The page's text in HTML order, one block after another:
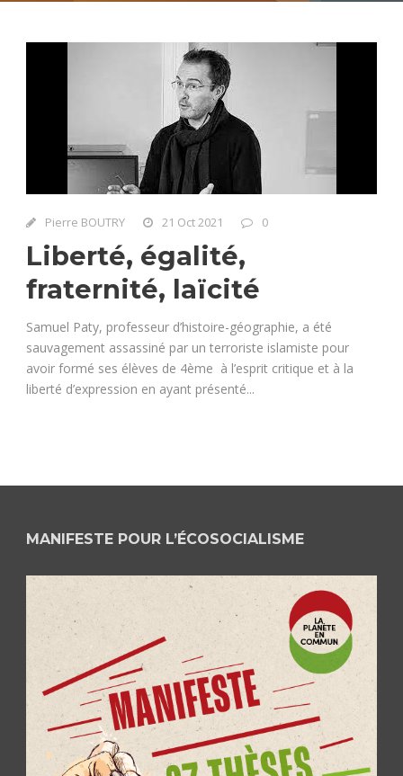
Pierre BOUTRY 21 Oct 2021 0
Liberté, égalité,
fraternité, laïcité
Samuel Paty, professeur d’histoire-géographie, a été
sauvagement assassiné par un terroriste islamiste pour
avoir formé ses élèves de 4ème à l’esprit critique et à la
liberté d’expression en ayant présenté...
MANIFESTE POUR L’ÉCOSOCIALISME